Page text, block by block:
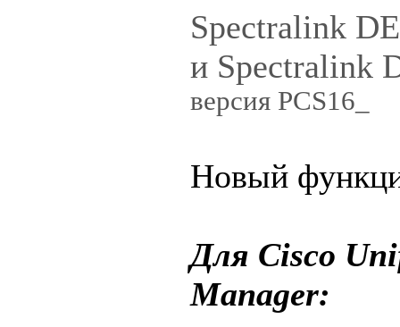
Spectralink
и Spectralink
версия PCS16_
Новый
Для Cisco
Manager: